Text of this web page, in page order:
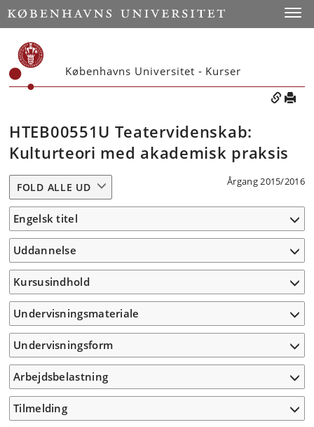
Københavns Universitet - Kurser
HTEB00551U Teatervidenskab:
Kulturteori med akademisk praksis
Årgang 2015/2016
FOLD ALLE UD
Engelsk titel
Uddannelse
Kursusindhold
Undervisningsmateriale
Undervisningsform
Arbejdsbelastning
Tilmelding